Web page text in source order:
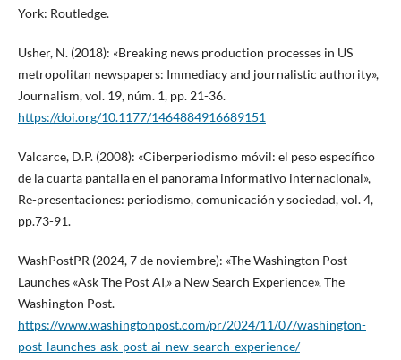
York: Routledge.
Usher, N. (2018): «Breaking news production processes in US
metropolitan newspapers: Immediacy and journalistic authority»,
Journalism, vol. 19, núm. 1, pp. 21-36.
https://doi.org/10.1177/1464884916689151
Valcarce, D.P. (2008): «Ciberperiodismo móvil: el peso específico
de la cuarta pantalla en el panorama informativo internacional»,
Re-presentaciones: periodismo, comunicación y sociedad, vol. 4,
pp.73-91.
WashPostPR (2024, 7 de noviembre): «The Washington Post
Launches «Ask The Post AI,» a New Search Experience». The
Washington Post.
https://www.washingtonpost.com/pr/2024/11/07/washington-
post-launches-ask-post-ai-new-search-experience/